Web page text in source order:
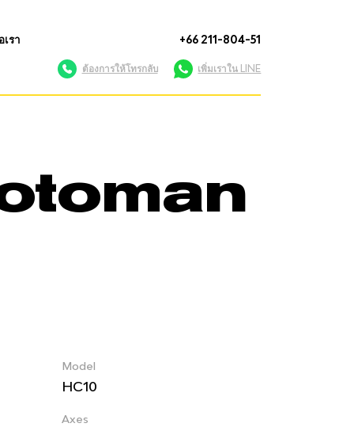
รา +66 211-804-51
ต้องการให้โทรกลับ เพิ่มเราใน LINE
Model
HC10
Axes